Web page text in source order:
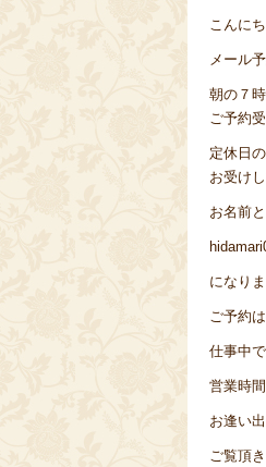
こんに
メール
朝の７
ご予約
定休日
お受け
お名前
になり
ご予約
仕事中
営業時
お逢い
ご覧頂